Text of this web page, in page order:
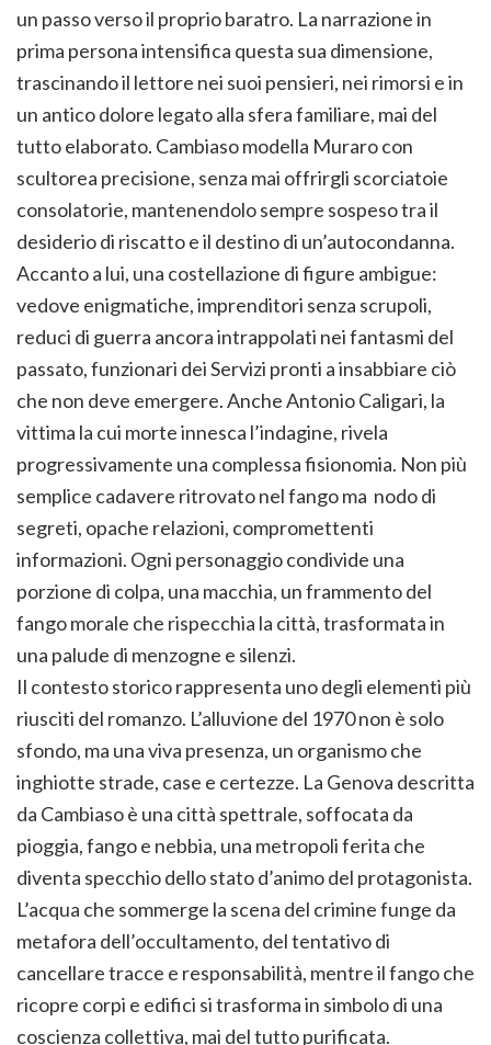
un passo verso il proprio baratro. La narrazione in
prima persona intensifica questa sua dimensione,
trascinando il lettore nei suoi pensieri, nei rimorsi e in
un antico dolore legato alla sfera familiare, mai del
tutto elaborato. Cambiaso modella Muraro con
scultorea precisione, senza mai offrirgli scorciatoie
consolatorie, mantenendolo sempre sospeso tra il
desiderio di riscatto e il destino di un’autocondanna.
Accanto a lui, una costellazione di figure ambigue:
vedove enigmatiche, imprenditori senza scrupoli,
reduci di guerra ancora intrappolati nei fantasmi del
passato, funzionari dei Servizi pronti a insabbiare ciò
che non deve emergere. Anche Antonio Caligari, la
vittima la cui morte innesca l’indagine, rivela
progressivamente una complessa fisionomia. Non più
semplice cadavere ritrovato nel fango ma nodo di
segreti, opache relazioni, compromettenti
informazioni. Ogni personaggio condivide una
porzione di colpa, una macchia, un frammento del
fango morale che rispecchia la città, trasformata in
una palude di menzogne e silenzi.
Il contesto storico rappresenta uno degli elementi più
riusciti del romanzo. L’alluvione del 1970 non è solo
sfondo, ma una viva presenza, un organismo che
inghiotte strade, case e certezze. La Genova descritta
da Cambiaso è una città spettrale, soffocata da
pioggia, fango e nebbia, una metropoli ferita che
diventa specchio dello stato d’animo del protagonista.
L’acqua che sommerge la scena del crimine funge da
metafora dell’occultamento, del tentativo di
cancellare tracce e responsabilità, mentre il fango che
ricopre corpi e edifici si trasforma in simbolo di una
coscienza collettiva, mai del tutto purificata.